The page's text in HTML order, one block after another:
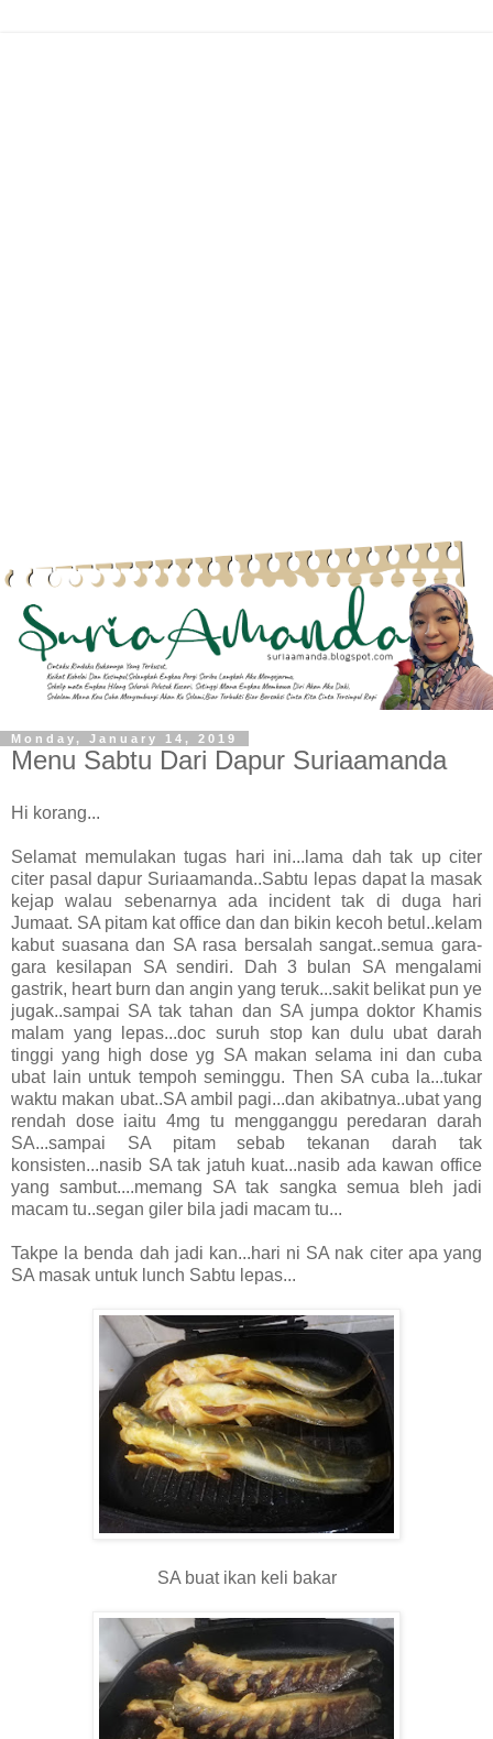
Monday, January 14, 2019
Menu Sabtu Dari Dapur Suriaamanda
Hi korang...
Selamat memulakan tugas hari ini...lama dah tak up citer
citer pasal dapur Suriaamanda..Sabtu lepas dapat la masak
kejap walau sebenarnya ada incident tak di duga hari
Jumaat. SA pitam kat office dan dan bikin kecoh betul..kelam
kabut suasana dan SA rasa bersalah sangat..semua gara-
gara kesilapan SA sendiri. Dah 3 bulan SA mengalami
gastrik, heart burn dan angin yang teruk...sakit belikat pun ye
jugak..sampai SA tak tahan dan SA jumpa doktor Khamis
malam yang lepas...doc suruh stop kan dulu ubat darah
tinggi yang high dose yg SA makan selama ini dan cuba
ubat lain untuk tempoh seminggu. Then SA cuba la...tukar
waktu makan ubat..SA ambil pagi...dan akibatnya..ubat yang
rendah dose iaitu 4mg tu mengganggu peredaran darah
SA...sampai SA pitam sebab tekanan darah tak
konsisten...nasib SA tak jatuh kuat...nasib ada kawan office
yang sambut....memang SA tak sangka semua bleh jadi
macam tu..segan giler bila jadi macam tu...
Takpe la benda dah jadi kan...hari ni SA nak citer apa yang
SA masak untuk lunch Sabtu lepas...
SA buat ikan keli bakar